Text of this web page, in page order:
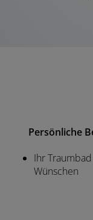
Persönliche
Ihr
Wünschen